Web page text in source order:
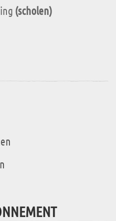
(scholen)